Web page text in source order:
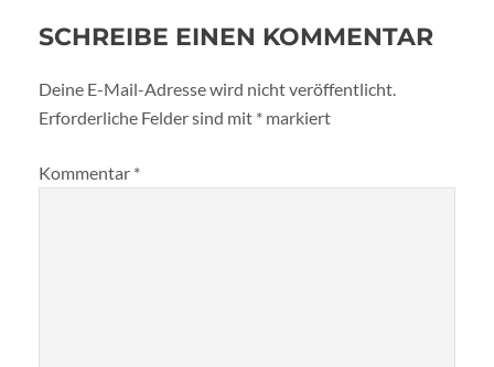
SCHREIBE EINEN KOMMENTAR
Deine E-Mail-Adresse wird nicht veröffentlicht.
Erforderliche Felder sind mit * markiert
Kommentar *